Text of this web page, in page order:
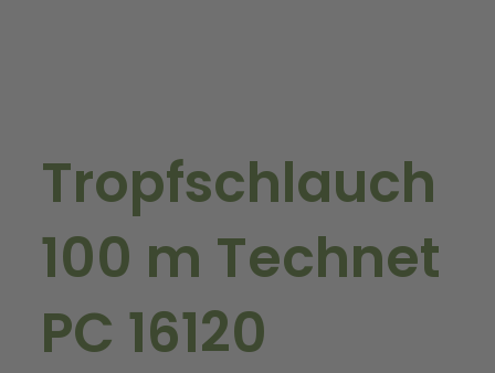
Tropfschlauch
100 m Technet
PC 16120